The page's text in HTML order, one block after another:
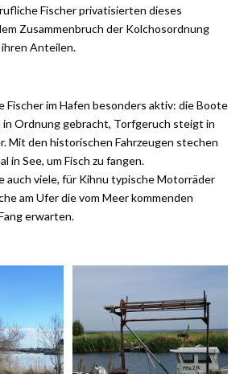
Fischer privatisierten dieses
Zusammenbruch der Kolchosordnung
Anteilen.
Fischer im Hafen besonders aktiv: die Boote
Ordnung gebracht, Torfgeruch steigt in
Mit den historischen Fahrzeugen stechen
in See, um Fisch zu fangen.
auch viele, für Kihnu typische Motorräder
am Ufer die vom Meer kommenden
erwarten.